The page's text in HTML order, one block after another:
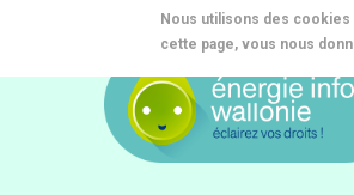
Nous utilisons des
cette page, vous nous